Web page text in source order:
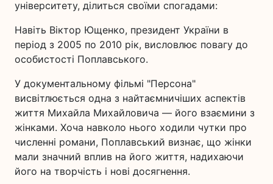
університету, ділиться своїми спогадами:
Навіть Віктор Ющенко, президент України в
період з 2005 по 2010 рік, висловлює повагу до
особистості Поплавського.
У документальному фільмі "Персона"
висвітлюється одна з найтаємничіших аспектів
життя Михайла Михайловича — його взаємини з
жінками. Хоча навколо нього ходили чутки про
численні романи, Поплавський визнає, що жінки
мали значний вплив на його життя, надихаючи
його на творчість і нові досягнення.